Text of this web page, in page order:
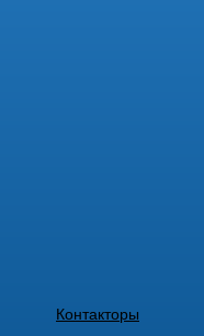
Контакторы